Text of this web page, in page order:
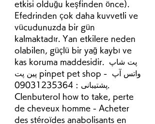
etkisi olduğu keşfinden önce).
Efedrinden çok daha kuvvetli ve
vücudunuzda bir gün
kalmaktadır. Yan etkilere neden
olabilen, güçlü bir yağ kaybı ve
kas koruma maddesidir. پت شاپ
پین پت pinpet pet shop - واتس آپ
پشتیبانی : 09031235364.
Clenbuterol how to take, perte
de cheveux homme - Acheter
des stéroïdes anabolisants en